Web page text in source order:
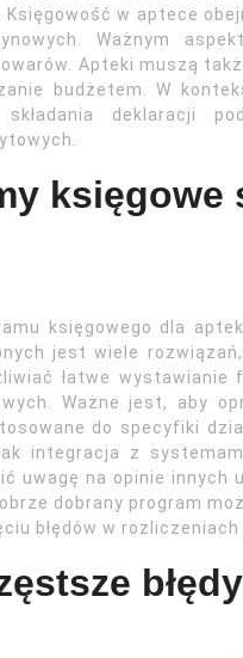
w aptece
Ważnym
Apteki muszą
budżetem. W
deklaracji
księgowe
księgowego dla
jest wiele
łatwe
Ważne jest, aby
do specyfiki
integracja z
uwagę na opinie innych
dobrany program
błędów w rozliczeniach